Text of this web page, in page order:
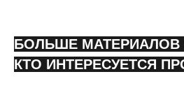
БОЛЬШЕ МАТЕРИАЛОВ
КТО ИНТЕРЕСУЕТСЯ